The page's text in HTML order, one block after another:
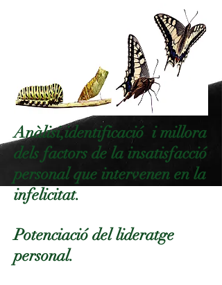
Anàlisi,identificació i millora
dels factors de la insatisfacció
personal que intervenen en la
infelicitat.
Potenciació del lideratge
personal.